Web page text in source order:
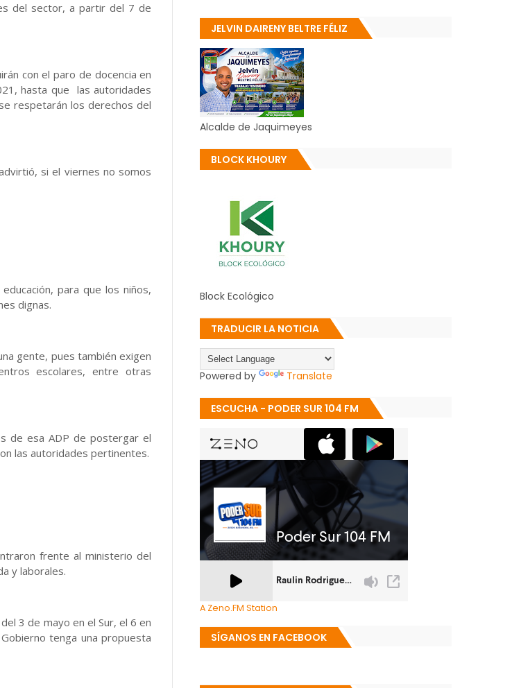
del sector, a partir del 7 de
con el paro de docencia en
hasta que las autoridades
respetarán los derechos del
si el viernes no somos
para que los niños,
dignas.
gente, pues también exigen
escolares, entre otras
de esa ADP de postergar el
las autoridades pertinentes.
frente al ministerio del
y laborales.
3 de mayo en el Sur, el 6 en
tenga una propuesta
JELVIN DAIRENY BELTRE FÉLIZ
Alcalde de Jaquimeyes
BLOCK KHOURY
Block Ecológico
TRADUCIR LA NOTICIA
Powered by Translate
ESCUCHA - PODER SUR 104 FM
A Zeno.FM Station
SÍGANOS EN FACEBOOK